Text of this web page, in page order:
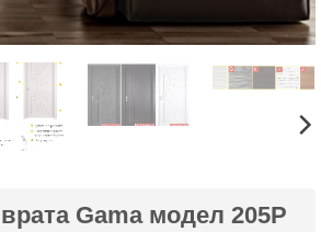
Gama модел 205P